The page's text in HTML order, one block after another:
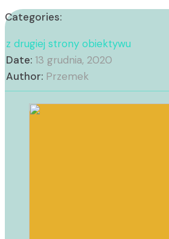
Categories:
z drugiej strony obiektywu
Date: 13 grudnia, 2020
Author: Przemek